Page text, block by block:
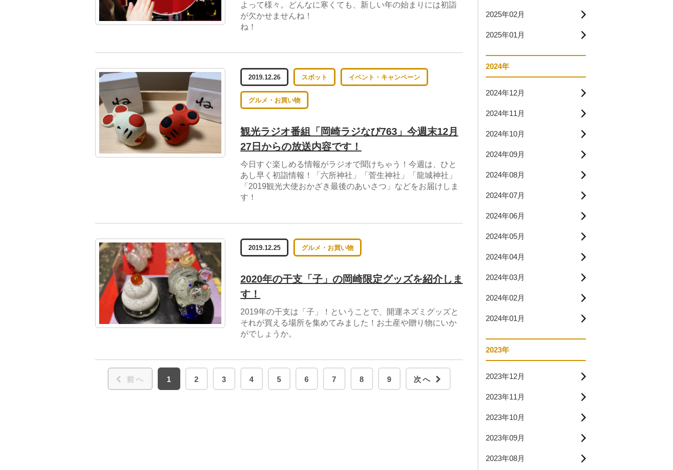
よって様々。どんなに寒くても、新しい年の始まりには初詣
が欠かせませんね！
ね！
2019.12.26 スポット イベント・キャンペーン
グルメ・お買い物
観光ラジオ番組「岡崎ラジなび763」今週末12月
27日からの放送内容です！
今日すぐ楽しめる情報がラジオで聞けちゃう！今週は、ひと
あし早く初詣情報！「六所神社」「菅生神社」「龍城神社」
「2019観光大使おかざき最後のあいさつ」などをお届けしま
す！
2019.12.25 グルメ・お買い物
2020年の干支「子」の岡崎限定グッズを紹介しま
す！
2019年の干支は「子」！ということで、開運ネズミグッズと
それが買える場所を集めてみました！お土産や贈り物にいか
がでしょうか。
前へ 1 2 3 4 5 6 7 8 9 次へ
2025年02月
2025年01月
2024年
2024年12月
2024年11月
2024年10月
2024年09月
2024年08月
2024年07月
2024年06月
2024年05月
2024年04月
2024年03月
2024年02月
2024年01月
2023年
2023年12月
2023年11月
2023年10月
2023年09月
2023年08月